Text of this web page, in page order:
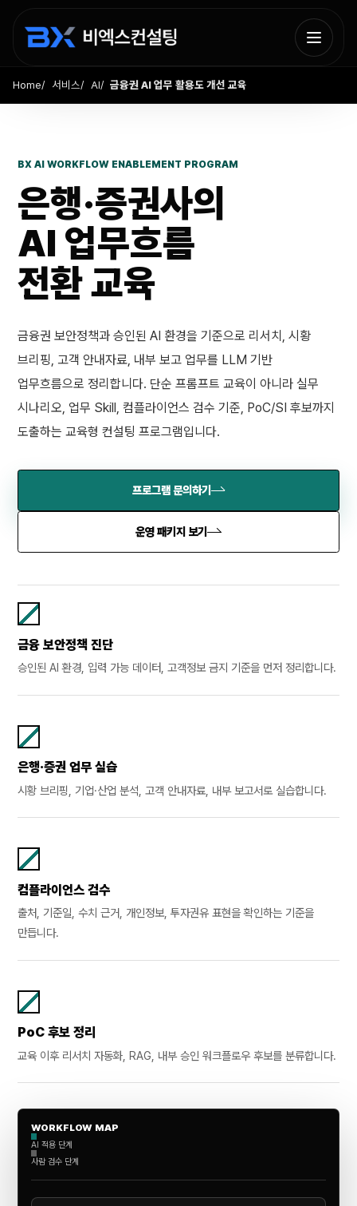
Home 서비스 AI 금융권 AI 업무 활용도 개선 교육
BX AI WORKFLOW ENABLEMENT PROGRAM
은행·증권사의
AI 업무흐름
전환 교육
금융권 보안정책과 승인된 AI 환경을 기준으로 리서치, 시황
브리핑, 고객 안내자료, 내부 보고 업무를 LLM 기반
업무흐름으로 정리합니다. 단순 프롬프트 교육이 아니라 실무
시나리오, 업무 Skill, 컴플라이언스 검수 기준, PoC/SI 후보까지
도출하는 교육형 컨설팅 프로그램입니다.
프로그램 문의하기
운영 패키지 보기
금융 보안정책 진단
승인된 AI 환경, 입력 가능 데이터, 고객정보 금지 기준을 먼저 정리합니다.
은행·증권 업무 실습
시황 브리핑, 기업·산업 분석, 고객 안내자료, 내부 보고서로 실습합니다.
컴플라이언스 검수
출처, 기준일, 수치 근거, 개인정보, 투자권유 표현을 확인하는 기준을
만듭니다.
PoC 후보 정리
교육 이후 리서치 자동화, RAG, 내부 승인 워크플로우 후보를 분류합니다.
WORKFLOW MAP
AI 적용 단계
사람 검수 단계